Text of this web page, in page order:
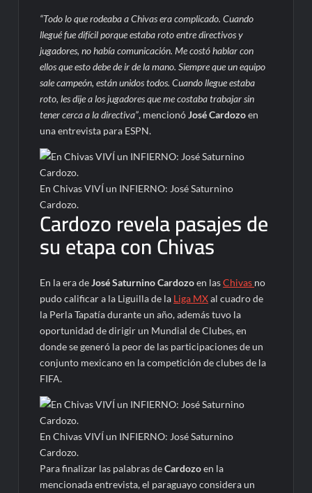
“Todo lo que rodeaba a Chivas era complicado. Cuando
llegué fue difícil porque estaba roto entre directivos y
jugadores, no había comunicación. Me costó hablar con
ellos que esto debe de ir de la mano. Siempre que un equipo
sale campeón, están unidos todos. Cuando llegue estaba
roto, les dije a los jugadores que me costaba trabajar sin
tener cerca a la directiva”, mencionóJosé Cardozoen
una entrevista para ESPN.
En Chivas VIVÍ un INFIERNO: José Saturnino
Cardozo.
Cardozo revela pasajes de
su etapa con Chivas
En la era deJosé Saturnino Cardozoen lasChivas no
pudo calificar a la Liguilla de la Liga MXal cuadro de
la Perla Tapatía durante un año, además tuvo la
oportunidad de dirigir un Mundial de Clubes, en
donde se generó la peor de las participaciones de un
conjunto mexicano en la competición de clubes de la
FIFA.
En Chivas VIVÍ un INFIERNO: José Saturnino
Cardozo.
Para finalizar las palabras deCardozoen la
mencionada entrevista, el paraguayo considera un